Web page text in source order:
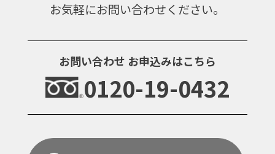
お気軽にお問い合わせください。
お問い合わせ お申込みはこちら
0120-19-0432